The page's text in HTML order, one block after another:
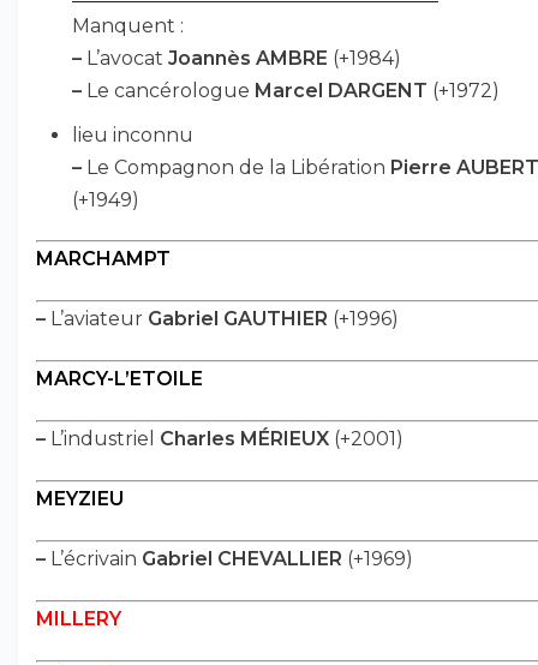
Manquent :
– L’avocat Joannès AMBRE (+1984)
– Le cancérologue Marcel DARGENT (+1972)
lieu inconnu
– Le Compagnon de la Libération Pierre
(+1949)
MARCHAMPT
– L’aviateur Gabriel GAUTHIER (+1996)
MARCY-L’ETOILE
– L’industriel Charles MÉRIEUX (+2001)
MEYZIEU
– L’écrivain Gabriel CHEVALLIER (+1969)
MILLERY